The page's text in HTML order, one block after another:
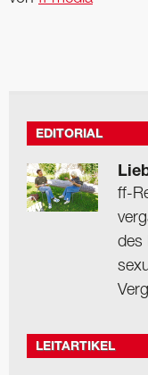
EDITORIAL
ff-
des
LEITARTIKEL